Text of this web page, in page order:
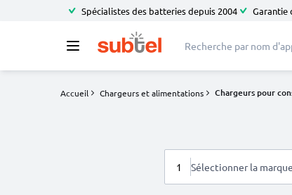
Spécialistes des batteries depuis 2004 Garantie
Accueil Chargeurs et alimentations Chargeurs pour
1 Sélectionner la marque